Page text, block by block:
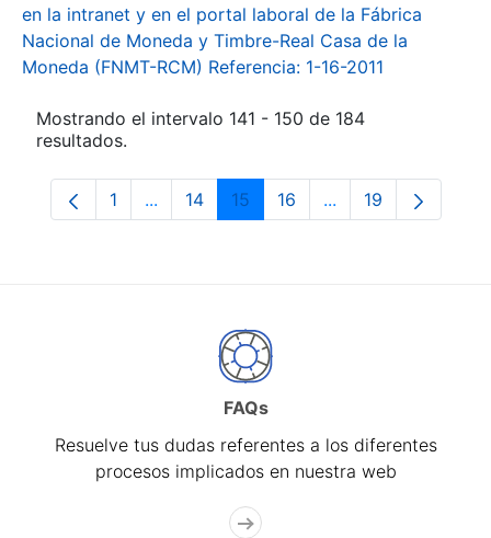
en la intranet y en el portal laboral de la Fábrica
Nacional de Moneda y Timbre-Real Casa de la
Moneda (FNMT-RCM) Referencia: 1-16-2011
Mostrando el intervalo 141 - 150 de 184
resultados.
Página
1 ...Páginas intermedias Use TAB para
Página
14 Página
15 Página
16 ...PáginasPágina
19
FAQs
Resuelve tus dudas referentes a los diferentes
procesos implicados en nuestra web